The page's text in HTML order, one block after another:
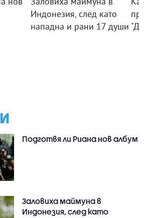
Индонезия, след като
нападна и рани 17 души
Подготвя ли Риана нов албум
Заловиха маймуна в
Индонезия, след като